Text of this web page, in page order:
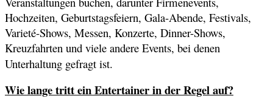
Hochzeiten, Geburtstagsfeiern, Gala-Abende, Festivals,
Varieté-Shows, Messen, Konzerte, Dinner-Shows,
Kreuzfahrten und viele andere Events, bei denen
Unterhaltung gefragt ist.
Wie lange tritt ein Entertainer in der Regel auf?